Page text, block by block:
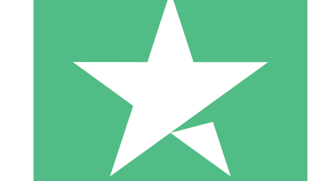
Individuele Creditpakketten
Betaal per gebruik met downloadtegoeden. Geen maandelijkse
1000